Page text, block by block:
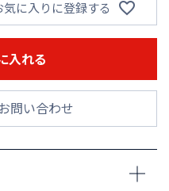
気に入りに登録する
入れる
問い合わせ